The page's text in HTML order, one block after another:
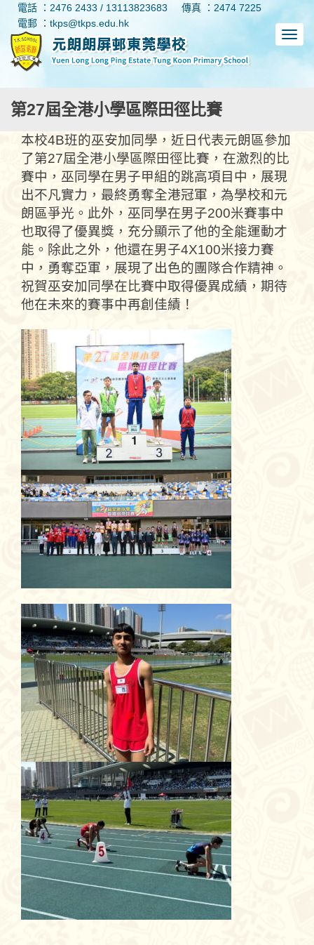
電話 ：2476 2433 / 13113823683
傳真 ：2474 7225
電郵 ：tkps@tkps.edu.hk
第27屆全港小學區際田徑比賽
本校4B班的巫安加同學，近日代表元朗區參加
了第27屆全港小學區際田徑比賽，在激烈的比
賽中，巫同學在男子甲組的跳高項目中，展現
出不凡實力，最終勇奪全港冠軍，為學校和元
朗區爭光。此外，巫同學在男子200米賽事中
也取得了優異獎，充分顯示了他的全能運動才
能。除此之外，他還在男子4X100米接力賽
中，勇奪亞軍，展現了出色的團隊合作精神。
祝賀巫安加同學在比賽中取得優異成績，期待
他在未來的賽事中再創佳績！